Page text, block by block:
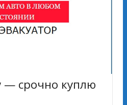
— срочно куплю